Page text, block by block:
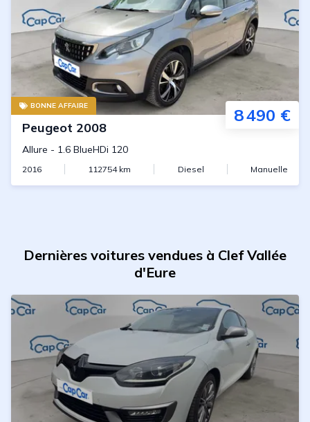
BONNE AFFAIRE 8 490 €
Peugeot 2008
Allure - 1.6 BlueHDi 120
2016 112754km Diesel Manuelle
Dernières voitures vendues à Clef Vallée
d'Eure